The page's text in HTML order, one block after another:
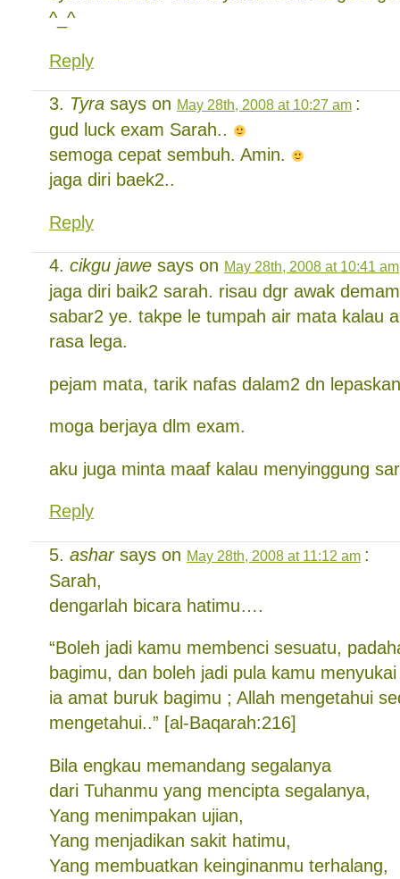
^_^
Reply
Tyra says on May 28th, 2008 at 10:27 am :
gud luck exam Sarah..
semoga cepat sembuh. Amin.
jaga diri baek2..
Reply
cikgu jawe says on May 28th, 2008 at 10:41 am
jaga diri baik2 sarah. risau dgr awak
sabar2 ye. takpe le tumpah air mata kalau
rasa lega.
pejam mata, tarik nafas dalam2 dn
moga berjaya dlm exam.
aku juga minta maaf kalau menyinggung
Reply
asharsays on May 28th, 2008 at 11:12 am :
Sarah,
dengarlah bicara hatimu….
“Boleh jadi kamu membenci sesuatu,
bagimu, dan boleh jadi pula kamu
ia amat buruk bagimu ; Allah mengetahui
mengetahui..” [al-Baqarah:216]
Bila engkau memandang segalanya
dari Tuhanmu yang mencipta segalanya,
Yang menimpakan ujian,
Yang menjadikan sakit hatimu,
Yang membuatkan keinginanmu terhalang,